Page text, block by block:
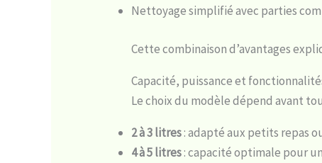
Nettoyage simplifié avec parties
Cette combinaison d’avantages
Capacité, puissance et
Le choix du modèle dépend avant
2 à 3 litres: adapté aux petits repas
4 à 5 litres: capacité optimale pour